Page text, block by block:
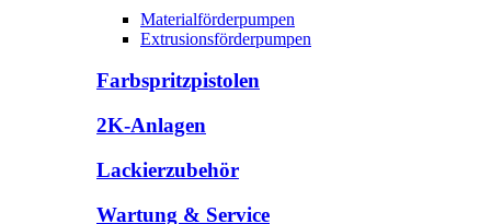
Materialförderpumpen
Extrusionsförderpumpen
Farbspritzpistolen
2K-Anlagen
Lackierzubehör
Wartung & Service